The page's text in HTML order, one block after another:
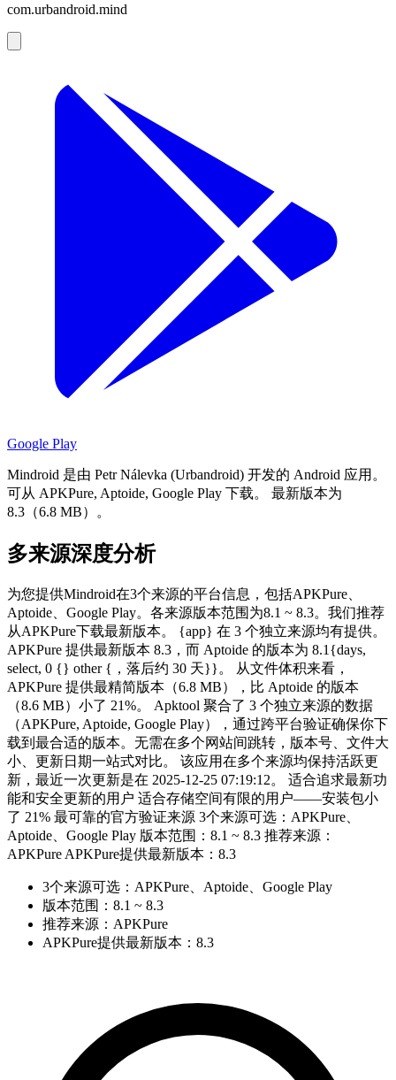
com.urbandroid.mind
Google Play
Mindroid 是由 Petr Nálevka (Urbandroid) 开发的 Android 应用。
可从 APKPure, Aptoide, Google Play 下载。
最新版本为
8.3（6.8 MB）。
多来源深度分析
为您提供Mindroid在3个来源的平台信息，包括APKPure、
Aptoide、Google Play。各来源版本范围为8.1 ~ 8.3。我们推荐
从APKPure下载最新版本。 {app} 在 3 个独立来源均有提供。
APKPure 提供最新版本 8.3，而 Aptoide 的版本为 8.1{days,
select, 0 {} other {，落后约 30 天}}。 从文件体积来看，
APKPure 提供最精简版本（6.8 MB），比 Aptoide 的版本
（8.6 MB）小了 21%。 Apktool 聚合了 3 个独立来源的数据
（APKPure, Aptoide, Google Play），通过跨平台验证确保你下
载到最合适的版本。无需在多个网站间跳转，版本号、文件大
小、更新日期一站式对比。 该应用在多个来源均保持活跃更
新，最近一次更新是在 2025-12-25 07:19:12。 适合追求最新功
能和安全更新的用户 适合存储空间有限的用户——安装包小
了 21% 最可靠的官方验证来源 3个来源可选：APKPure、
Aptoide、Google Play 版本范围：8.1 ~ 8.3 推荐来源：
APKPure APKPure提供最新版本：8.3
3个来源可选：APKPure、Aptoide、Google Play
版本范围：8.1 ~ 8.3
推荐来源：APKPure
APKPure提供最新版本：8.3